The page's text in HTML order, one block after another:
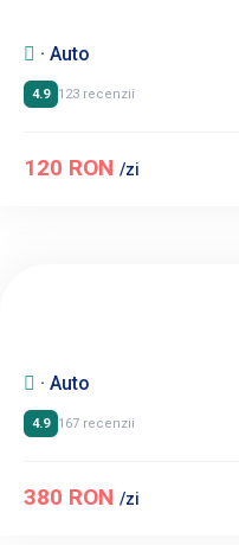
· Auto
4.9 123 recenzii
120 RON /zi
· Auto
4.9 167 recenzii
380 RON /zi